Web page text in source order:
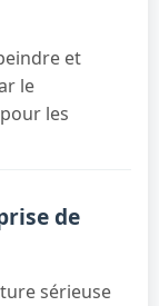
et
le
les
de
sérieuse